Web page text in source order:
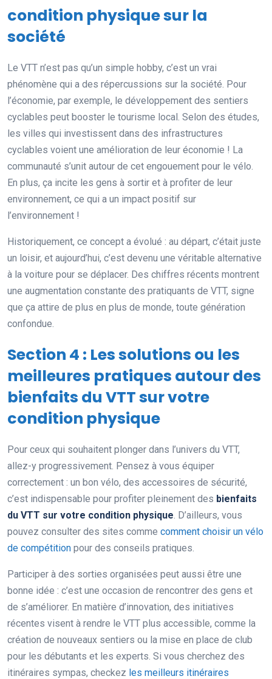
condition physique sur la
société
Le VTT n’est pas qu’un simple hobby, c’est un vrai
phénomène qui a des répercussions sur la société. Pour
l’économie, par exemple, le développement des sentiers
cyclables peut booster le tourisme local. Selon des études,
les villes qui investissent dans des infrastructures
cyclables voient une amélioration de leur économie ! La
communauté s’unit autour de cet engouement pour le vélo.
En plus, ça incite les gens à sortir et à profiter de leur
environnement, ce qui a un impact positif sur
l’environnement !
Historiquement, ce concept a évolué : au départ, c’était juste
un loisir, et aujourd’hui, c’est devenu une véritable alternative
à la voiture pour se déplacer. Des chiffres récents montrent
une augmentation constante des pratiquants de VTT, signe
que ça attire de plus en plus de monde, toute génération
confondue.
Section 4 : Les solutions ou les
meilleures pratiques autour des
bienfaits du VTT sur votre
condition physique
Pour ceux qui souhaitent plonger dans l’univers du VTT,
allez-y progressivement. Pensez à vous équiper
correctement : un bon vélo, des accessoires de sécurité,
c’est indispensable pour profiter pleinement des bienfaits
du VTT sur votre condition physique. D’ailleurs, vous
pouvez consulter des sites comme comment choisir un vélo
de compétition pour des conseils pratiques.
Participer à des sorties organisées peut aussi être une
bonne idée : c’est une occasion de rencontrer des gens et
de s’améliorer. En matière d’innovation, des initiatives
récentes visent à rendre le VTT plus accessible, comme la
création de nouveaux sentiers ou la mise en place de club
pour les débutants et les experts. Si vous cherchez des
itinéraires sympas, checkez les meilleurs itinéraires